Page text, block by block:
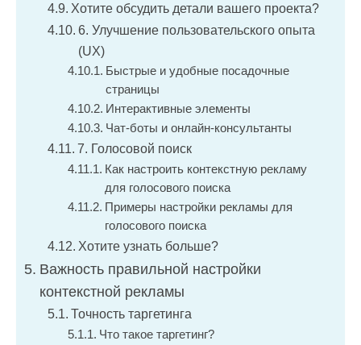
Хотите обсудить детали вашего проекта?
6. Улучшение пользовательского опыта
(UX)
Быстрые и удобные посадочные
страницы
Интерактивные элементы
Чат-боты и онлайн-консультанты
7. Голосовой поиск
Как настроить контекстную рекламу
для голосового поиска
Примеры настройки рекламы для
голосового поиска
Хотите узнать больше?
Важность правильной настройки
контекстной рекламы
Точность таргетинга
Что такое таргетинг?